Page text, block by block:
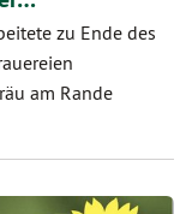
zu Ende des
am Rande